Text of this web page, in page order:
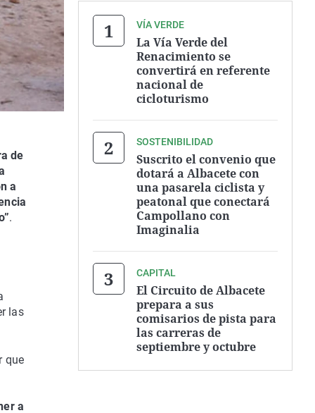
de
a
.
las
que
a
VÍA VERDE
La Vía Verde del
Renacimiento se
convertirá en referente
nacional de
cicloturismo
SOSTENIBILIDAD
Suscrito el convenio que
dotará a Albacete con
una pasarela ciclista y
peatonal que conectará
Campollano con
Imaginalia
CAPITAL
El Circuito de Albacete
prepara a sus
comisarios de pista para
las carreras de
septiembre y octubre